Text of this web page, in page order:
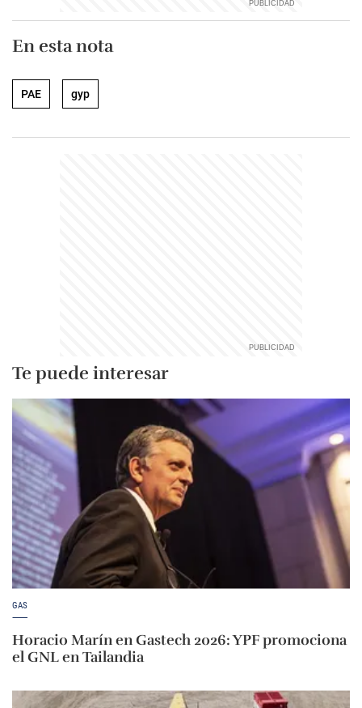
En esta nota
PAE gyp
Te puede interesar
GAS
Horacio Marín en Gastech 2026: YPF promociona
el GNL en Tailandia